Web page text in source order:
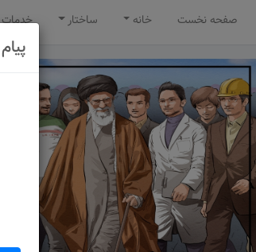
صفحه نخست خانه ساختار خدمات